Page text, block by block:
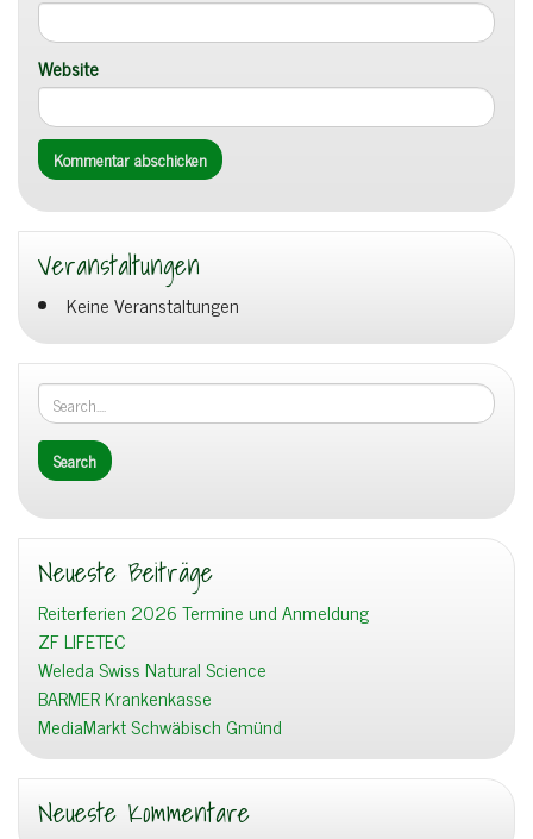
Website
Veranstaltungen
Keine Veranstaltungen
Neueste Beiträge
Reiterferien 2026 Termine und Anmeldung
ZF LIFETEC
Weleda Swiss Natural Science
BARMER Krankenkasse
MediaMarkt Schwäbisch Gmünd
Neueste Kommentare